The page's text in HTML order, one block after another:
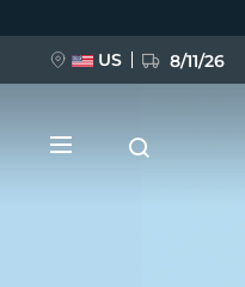
US 8/11/26